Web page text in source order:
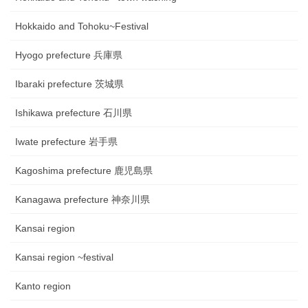
Hokkaido and Tohoku~Festival
Hyogo prefecture 兵庫県
Ibaraki prefecture 茨城県
Ishikawa prefecture 石川県
Iwate prefecture 岩手県
Kagoshima prefecture 鹿児島県
Kanagawa prefecture 神奈川県
Kansai region
Kansai region ~festival
Kanto region